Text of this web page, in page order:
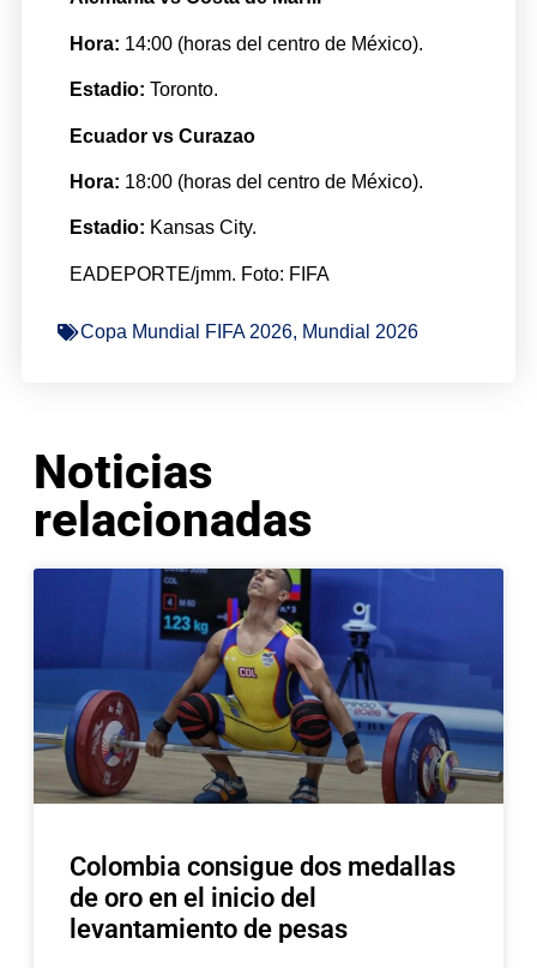
Hora: 14:00 (horas del centro de México).
Estadio: Toronto.
Ecuador vs Curazao
Hora: 18:00 (horas del centro de México).
Estadio: Kansas City.
EADEPORTE/jmm. Foto: FIFA
Copa Mundial FIFA 2026, Mundial 2026
Noticias
relacionadas
Colombia consigue dos medallas
de oro en el inicio del
levantamiento de pesas